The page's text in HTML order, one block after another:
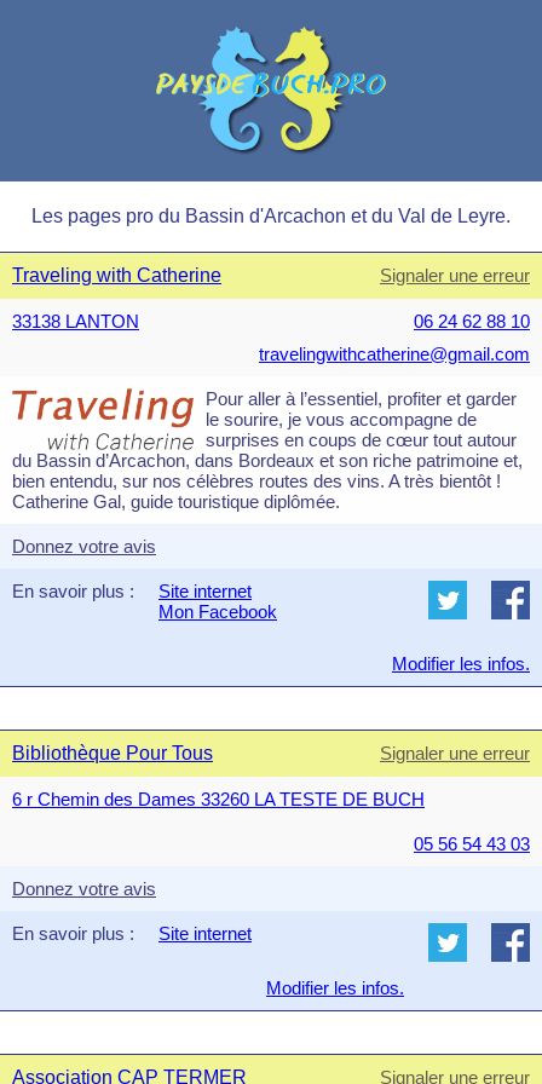
Les pages pro du Bassin d'Arcachon et du Val de Leyre.
Traveling with Catherine Signaler une erreur
33138 LANTON
06 24 62 88 10
travelingwithcatherine@gmail.com
Pour aller à l’essentiel, profiter et garder
le sourire, je vous accompagne de
surprises en coups de cœur tout autour
du Bassin d’Arcachon, dans Bordeaux et son riche patrimoine et,
bien entendu, sur nos célèbres routes des vins. A très bientôt !
Catherine Gal, guide touristique diplômée.
Donnez votre avis
En savoir plus :
Site internet
Mon Facebook
Modifier les infos.
Bibliothèque Pour Tous Signaler une erreur
6 r Chemin des Dames 33260 LA TESTE DE BUCH
05 56 54 43 03
Donnez votre avis
En savoir plus : Site internet
Modifier les infos.
Association CAP TERMER Signaler une erreur